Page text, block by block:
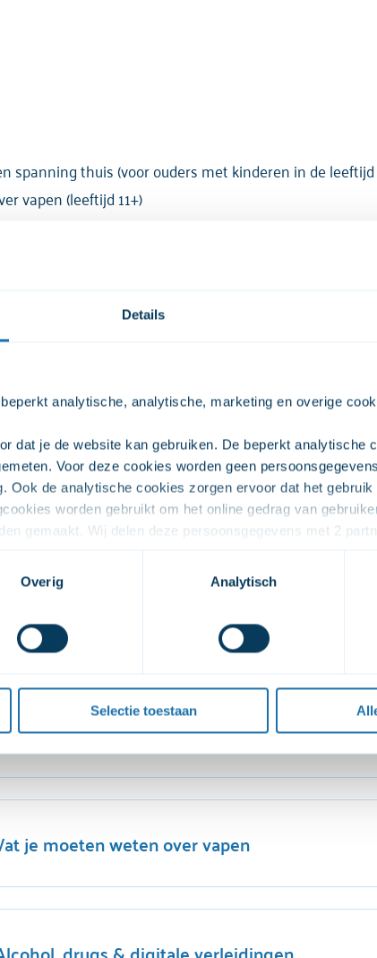
Details
analytische, analytische, marketing en overige
dat je de website kan gebruiken. De beperkt analytische
Voor deze cookies worden geen
Ook de analytische cookies zorgen ervoor dat het
worden gebruikt om het online gedrag van
gemaakt. Wij delen deze persoonsgegevens met 2
kunnen zetten. De overige cookies zijn onder andere
jouw persoonsgegevens worden verwerkt op het
met 2 partners (Youtube en Vimeo) zodat je de
deze toestemming weigeren. Je kunt de video’s dan niet
via de knop die  linksonder in beeld is.
Overig Analytisch
Selectie toestaan
spanning thuis (voor ouders met kinderen in de leeftijd
vapen (leeftijd 11+)
verleidingen (leeftijd 12+)
maak me zorgen (leeftijd 12+)
(leeftijd 10 t/m 18 jaar)
vanaf een laptop, tablet of telefoon via MS Teams.
daarin een uitnodiging.
met stress en spanning thuis
je moeten weten over vapen